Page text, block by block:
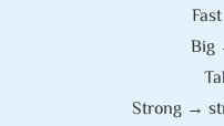
Big
Strong →